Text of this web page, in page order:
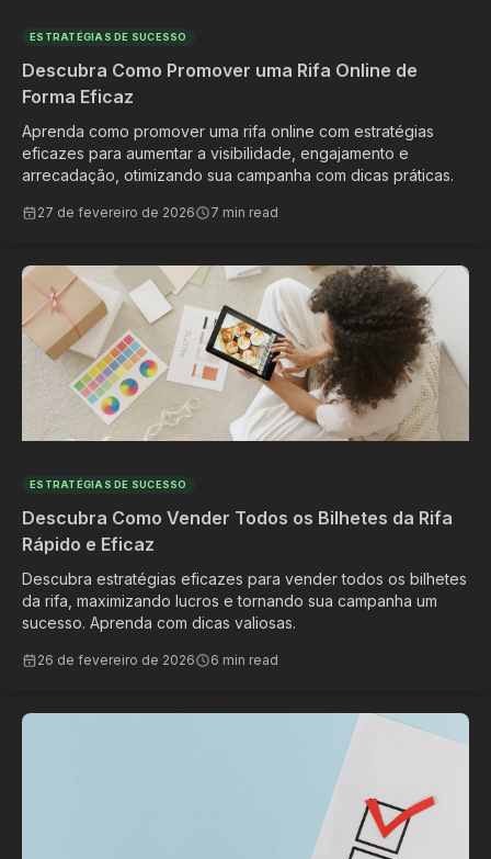
ESTRATÉGIAS DE SUCESSO
Descubra Como Promover uma Rifa Online de
Forma Eficaz
Aprenda como promover uma rifa online com estratégias
eficazes para aumentar a visibilidade, engajamento e
arrecadação, otimizando sua campanha com dicas práticas.
27 de fevereiro de 2026 7 min read
ESTRATÉGIAS DE SUCESSO
Descubra Como Vender Todos os Bilhetes da Rifa
Rápido e Eficaz
Descubra estratégias eficazes para vender todos os bilhetes
da rifa, maximizando lucros e tornando sua campanha um
sucesso. Aprenda com dicas valiosas.
26 de fevereiro de 2026 6 min read